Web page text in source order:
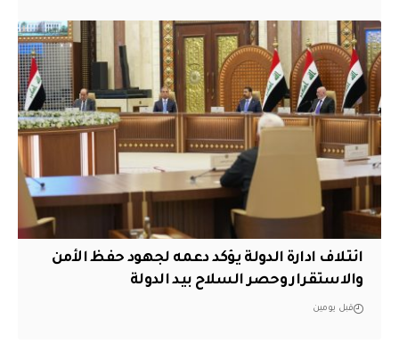
ائتلاف ادارة الدولة يؤكد دعمه لجهود حفظ الأمن
والاستقرار وحصر السلاح بيد الدولة
قبل يومين